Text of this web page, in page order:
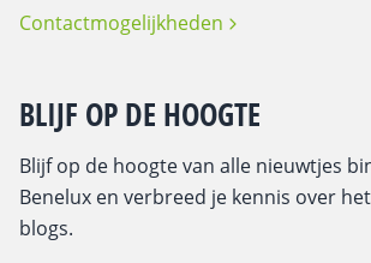
Contactmogelijkheden
BLIJF OP DE HOOGTE
Blijf op de hoogte van alle nieuwtjes
Benelux en verbreed je kennis over
blogs.